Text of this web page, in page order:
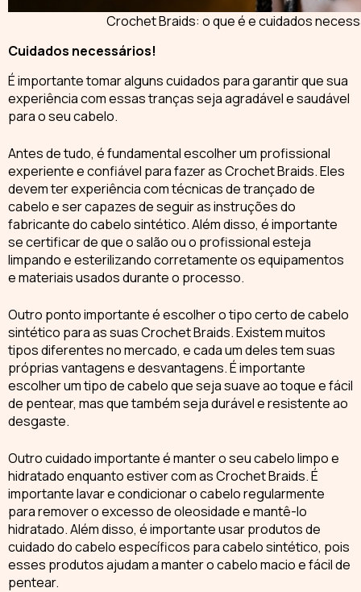
Crochet Braids: o que é e cuidados
Cuidados necessários!
É importante tomar alguns cuidados para garantir que sua
experiência com essas tranças seja agradável e saudável
para o seu cabelo.
Antes de tudo, é fundamental escolher um profissional
experiente e confiável para fazer asCrochet Braids. Eles
devem ter experiência com técnicas de trançado de
cabelo e ser capazes de seguir as instruções do
fabricante do cabelo sintético. Além disso, é importante
se certificar de que o salão ou o profissional esteja
limpando e esterilizando corretamente os equipamentos
e materiais usados durante o processo.
Outro ponto importante é escolher o tipo certo de cabelo
sintético para as suasCrochet Braids. Existem muitos
tipos diferentes no mercado, e cada um deles tem suas
próprias vantagens e desvantagens. É importante
escolher um tipo de cabelo que seja suave ao toque e fácil
de pentear, mas que também seja durável e resistente ao
desgaste.
Outro cuidado importante é manter o seu cabelo limpo e
hidratado enquanto estiver com asCrochet Braids. É
importante lavar e condicionar o cabelo regularmente
para remover o excesso de oleosidade e mantê-lo
hidratado. Além disso, é importante usar produtos de
cuidado do cabelo específicos para cabelo sintético, pois
esses produtos ajudam a manter o cabelo macio e fácil de
pentear.